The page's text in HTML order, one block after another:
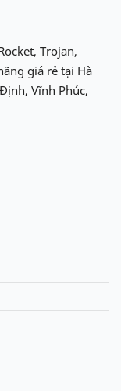
Trojan,
giá rẻ tại Hà
Vĩnh Phúc,